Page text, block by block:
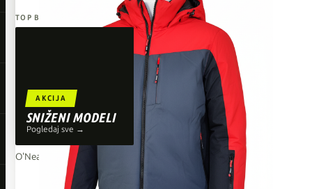
AKCIJA
SNIŽENI MODELI
Pogledaj sve →
TOP BRENDOVI
Liv
Shimano
Wahoo
O'Neal